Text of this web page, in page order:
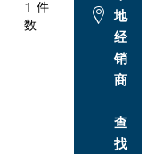
1 件
数
地
经
销
商
查
找